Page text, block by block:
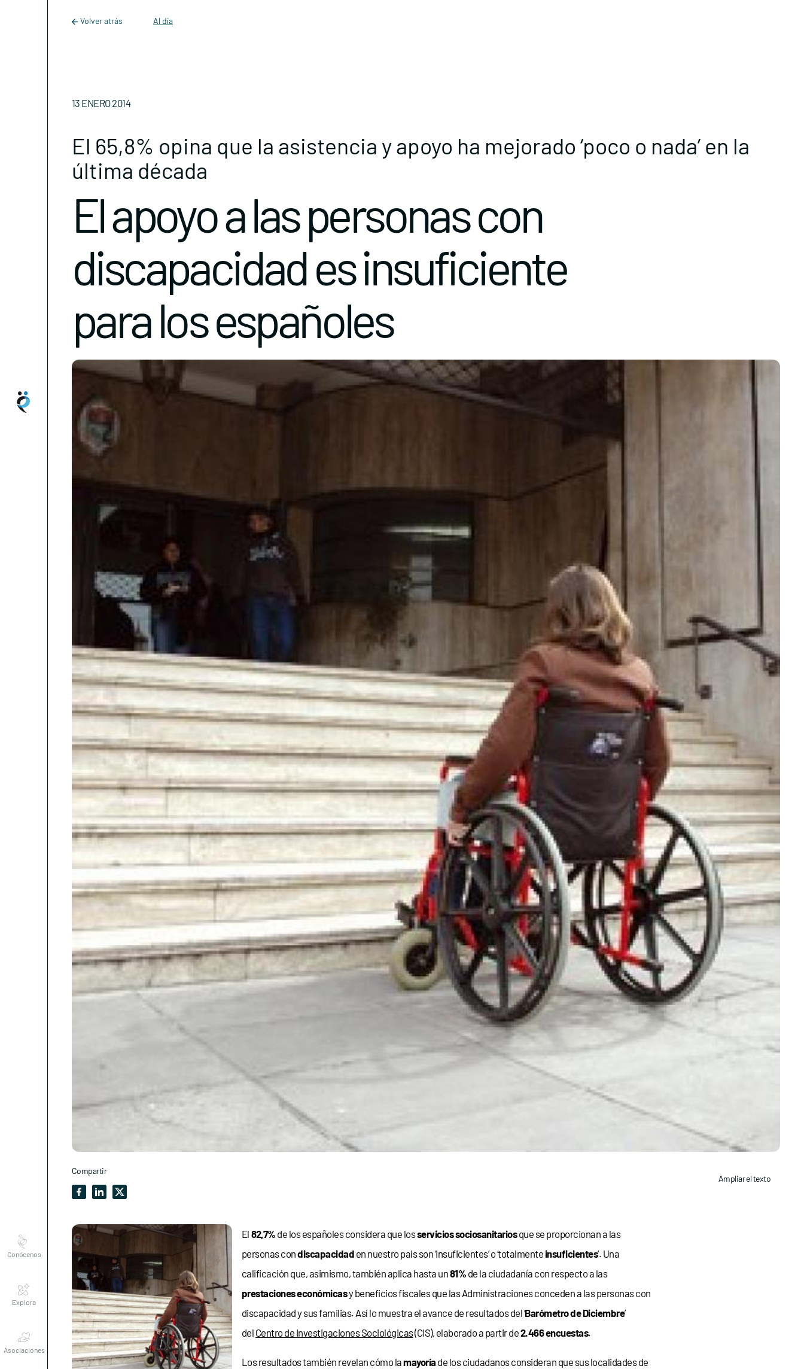
Main Navigation
Volver atrás Al día
13 ENERO 2014
El 65,8% opina que la asistencia y apoyo ha mejorado ‘poco o nada’ en la
última década
El apoyo a las personas con
discapacidad es insuficiente
para los españoles
Compartir
Ampliar el texto
El 82,7% de los españoles considera que losservicios sociosanitariosque se proporcionan a las
personas condiscapacidad en nuestro país son ‘insuficientes’ o ‘totalmente insuficientes’. Una
calificación que, asimismo, también aplica hasta un81% de la ciudadanía con respecto a las
prestaciones económicasy beneficios fiscales que las Administraciones conceden a las personas con
discapacidad y sus familias. Así lo muestra el avance de resultados del ‘Barómetro de Diciembre’
del Centro de Investigaciones Sociológicas(CIS), elaborado a partir de2.466 encuestas.
Los resultados también revelan cómo lamayoría de los ciudadanos consideran que sus localidades de